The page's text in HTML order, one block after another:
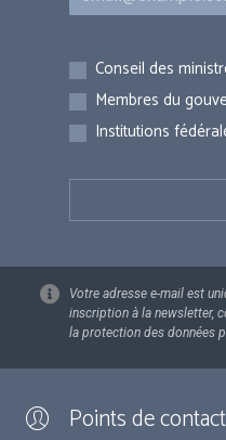
Inscriptions
Conseil des
Membres du
Institutions
Votre adresse e-mail est
inscription à la newsletter,
la protection des données
Points de contact